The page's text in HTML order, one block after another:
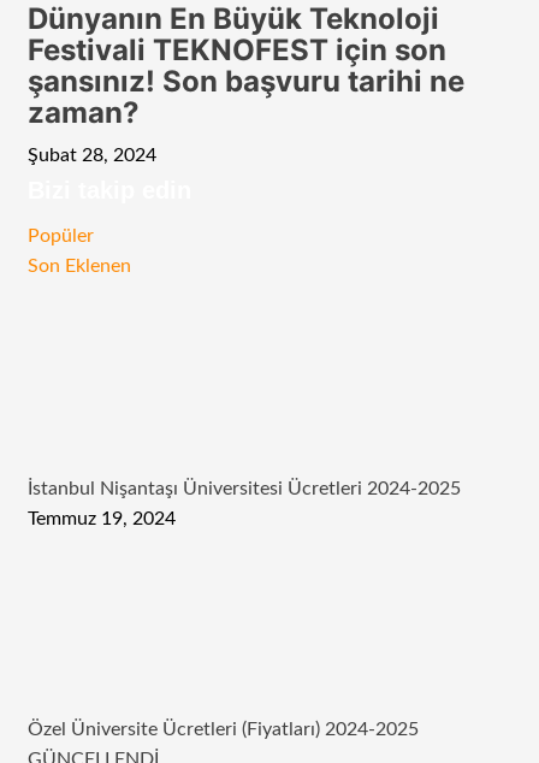
Dünyanın En Büyük Teknoloji
Festivali TEKNOFEST için son
şansınız! Son başvuru tarihi ne
zaman?
Şubat 28, 2024
Popüler
Son Eklenen
İstanbul Nişantaşı Üniversitesi Ücretleri 2024-2025
Temmuz 19, 2024
Özel Üniversite Ücretleri (Fiyatları) 2024-2025